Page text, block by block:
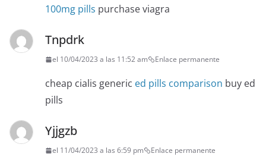
100mg pills purchase viagra
Tnpdrk
el 10/04/2023 a las 11:52 am Enlace permanente
cheap cialis generic ed pills comparison buy ed
pills
Yjjgzb
el 11/04/2023 a las 6:59 pm Enlace permanente